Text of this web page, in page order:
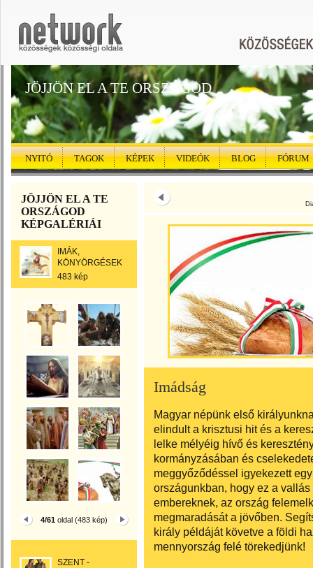
JÖJJÖN EL A TE ORSZÁGOD
NYITÓ TAGOK KÉPEK VIDEÓK BLOG FÓRUM
JÖJJÖN EL A TE
ORSZÁGOD
KÉPGALÉRIÁI
IMÁK,
KÖNYÖRGÉSEK
483 kép
4/61 oldal (483 kép)
SZENT -
Imádság
Magyar népünk első
elindult a krisztusi hit és a
lelke mélyéig hívő és
kormányzásában és
meggyőződéssel igyekezett
országunkban, hogy ez a
embereknek, az ország
megmaradását a jövőben.
király példáját követve a földi
mennyország felé törekedjünk!